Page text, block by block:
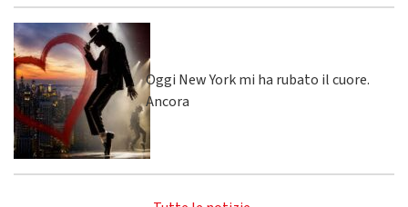
Oggi New York mi ha rubato il cuore.
Ancora